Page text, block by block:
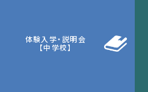
体験入学・説明会
【中学校】